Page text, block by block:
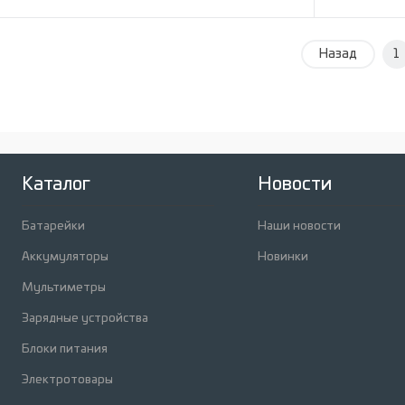
Назад 1
Каталог
Батарейки
Аккумуляторы
Мультиметры
Зарядные устройства
Блоки питания
Электротовары
Новости
Наши новости
Новинки